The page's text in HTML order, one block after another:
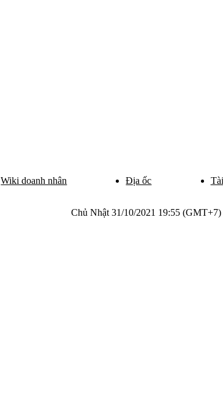
Wiki doanh nhân Địa ốc
Chủ Nhật 31/10/2021 19:55 (GMT+7)